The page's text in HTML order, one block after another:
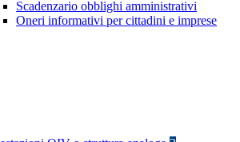
Scadenzario obblighi amministrativi
Oneri informativi per cittadini e imprese